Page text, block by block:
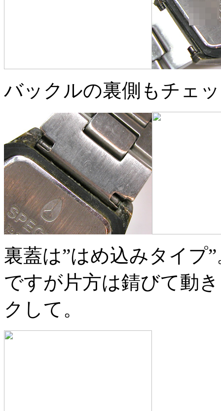
バックルの裏側もチェ
裏蓋は”はめ込みタイプ
ですが片方は錆びて動
クして。